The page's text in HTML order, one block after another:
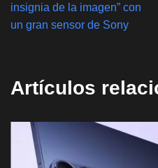
insignia de la imagen” con
un gran sensor de Sony
Artículos